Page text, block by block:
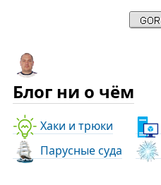
Блог ни о чём
Хаки и трюки
Парусные суда